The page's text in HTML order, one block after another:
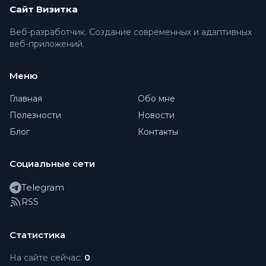
Сайт Визитка
Веб-разработчик. Создание современных и адаптивных
веб-приложений.
Меню
Главная
Обо мне
Полезности
Новости
Блог
Контакты
Социальные сети
Telegram
RSS
Статистика
На сайте сейчас: 0